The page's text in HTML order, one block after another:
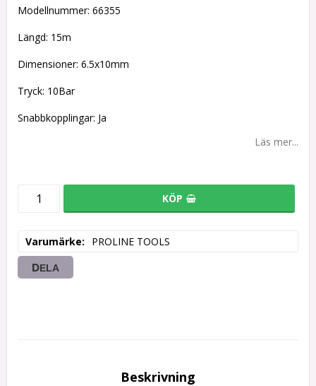
Modellnummer: 66355
Längd: 15m
Dimensioner: 6.5x10mm
Tryck: 10Bar
Snabbkopplingar: Ja
Läs mer...
KÖP
Varumärke PROLINE TOOLS
DELA
Beskrivning